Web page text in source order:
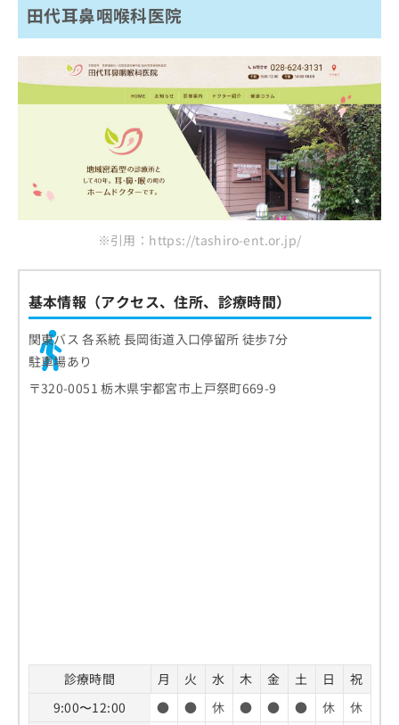
田代耳鼻咽喉科医院
※引用：https://tashiro-ent.or.jp/
基本情報（アクセス、住所、診療時間）
関東バス 各系統 長岡街道入口停留所 徒歩7分
駐車場あり
〒320-0051 栃木県宇都宮市上戸祭町669-9
診療時間 月 火 水 木 金 土 日
祝
9:00〜12:00
● ● 休 ● ● ● 休
休